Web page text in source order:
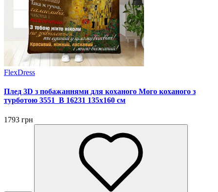
FlexDress
Плед 3D з побажаннями для коханого Мого коханого з
турботою 3551_B 16231 135х160 см
1793 грн